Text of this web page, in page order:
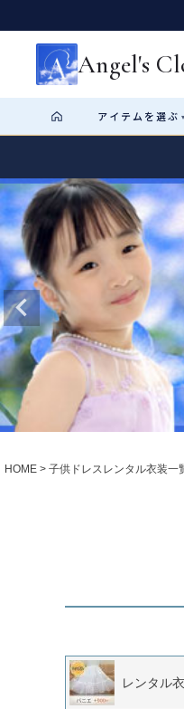
Angel's
アイテム を選ぶ ▾
Rental レンタル
女の子ドレス
アウター
Recital & Concours
Start はじめに
01 ショップガイド（総合
レンタル・販売の入口
02 サイズの選び方
測り方と目安
Angel's Closetにつ
創業2003年からの想い
〒 茨城県土浦市大町
営業 10:00–18:00（完
定休 月曜日
HOME 子供ドレスレンタル衣装一
レンタル